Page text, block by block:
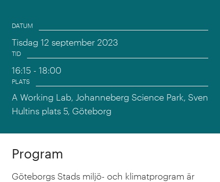
Event information
DATUM
Tisdag 12 september 2023
TID
16:15 - 18:00
PLATS
A Working Lab, Johanneberg Science Park, Sven
Hultins plats 5, Göteborg
Program
Göteborgs Stads miljö- och klimatprogram är